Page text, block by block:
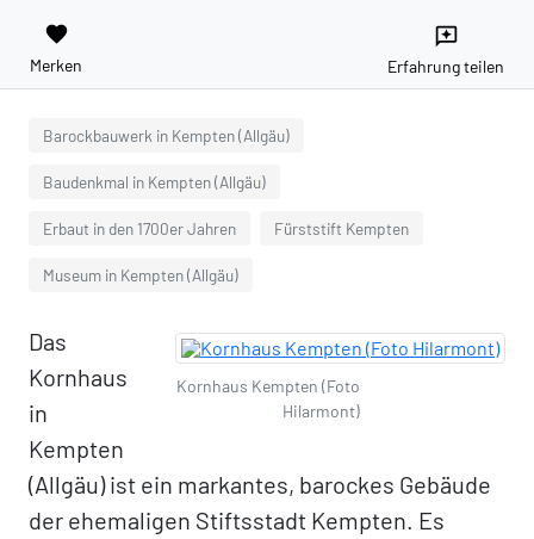
favorite
Merken
reviews
Erfahrung teilen
Barockbauwerk in Kempten (Allgäu)
Baudenkmal in Kempten (Allgäu)
Erbaut in den 1700er Jahren Fürststift Kempten
Museum in Kempten (Allgäu)
Kornhaus Kempten (Foto
Hilarmont)
Das
Kornhaus
in
Kempten
(Allgäu) ist ein markantes, barockes Gebäude
der ehemaligen Stiftsstadt Kempten. Es